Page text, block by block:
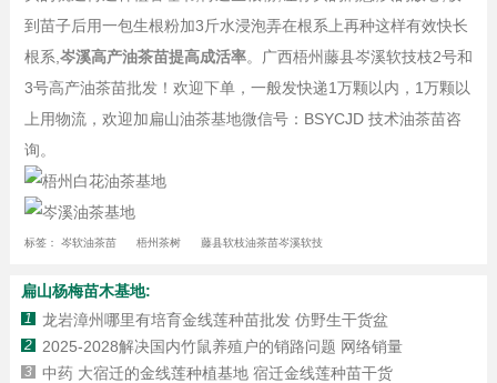
到苗子后用一包生根粉加3斤水浸泡弄在根系上再种这样有效快长
根系, 岑溪高产油茶苗提高成活率。广西梧州藤县岑溪软技枝2号和
3号高产油茶苗批发！欢迎下单，一般发快递1万颗以内，1万颗以
上用物流，欢迎加扁山油茶基地微信号：BSYCJD 技术油茶苗咨
询。
标签： 岑软油茶苗 梧州茶树 藤县软枝油茶苗岑溪软技
扁山杨梅苗木基地:
1 龙岩漳州哪里有培育金线莲种苗批发 仿野生干货盆
2 2025-2028解决国内竹鼠养殖户的销路问题 网络销量
3 中药 大宿迁的金线莲种植基地 宿迁金线莲种苗干货